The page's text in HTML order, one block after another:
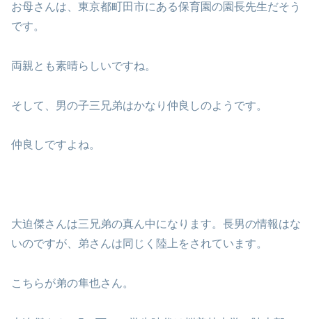
お母さんは、東京都町田市にある保育園の園長先生だそう
です。
両親とも素晴らしいですね。
そして、男の子三兄弟はかなり仲良しのようです。
仲良しですよね。
大迫傑さんは三兄弟の真ん中になります。長男の情報はな
いのですが、弟さんは同じく陸上をされています。
こちらが弟の隼也さん。